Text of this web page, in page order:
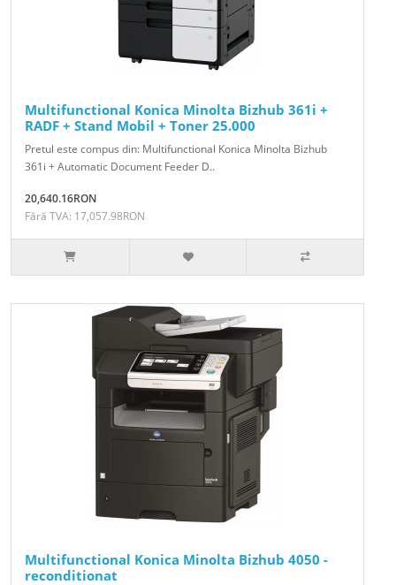
Multifunctional Konica Minolta Bizhub 361i +
RADF + Stand Mobil + Toner 25.000
Pretul este compus din: Multifunctional Konica Minolta Bizhub
361i + Automatic Document Feeder D..
20,640.16RON
Fără TVA: 17,057.98RON
Multifunctional Konica Minolta Bizhub 4050 -
reconditionat